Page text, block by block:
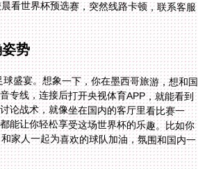
势
盛宴。想象一下，你在墨西哥旅游，想和国
专线，连接后打开央视体育APP，就能看到
清晰，声音流畅，你还能和国内朋友在微信群里实时讨论战术，就像坐在国内的客厅里看比赛一
都能让你轻松享受这场世界杯的乐趣。比如你
家人一起为喜欢的球队加油，氛围和国内一